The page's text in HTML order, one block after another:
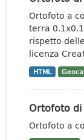
Ortofoto a
terra
rispetto
licenza
HTML
Ortofoto
Ortofoto a